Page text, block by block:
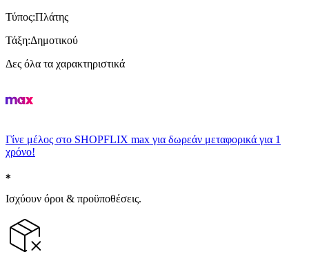
Τύπος:Πλάτης
Τάξη:Δημοτικού
Δες όλα τα χαρακτηριστικά
Γίνε μέλος στο SHOPFLIX max για δωρεάν μεταφορικά για 1
χρόνο!
Ισχύουν όροι & προϋποθέσεις.